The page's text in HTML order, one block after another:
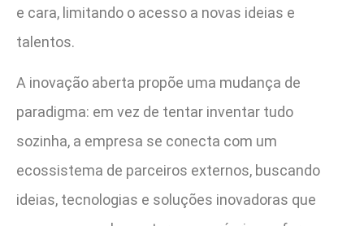
e cara, limitando o acesso a novas ideias e
talentos.
A inovação aberta propõe uma mudança de
paradigma: em vez de tentar inventar tudo
sozinha, a empresa se conecta com um
ecossistema de parceiros externos, buscando
ideias, tecnologias e soluções inovadoras que